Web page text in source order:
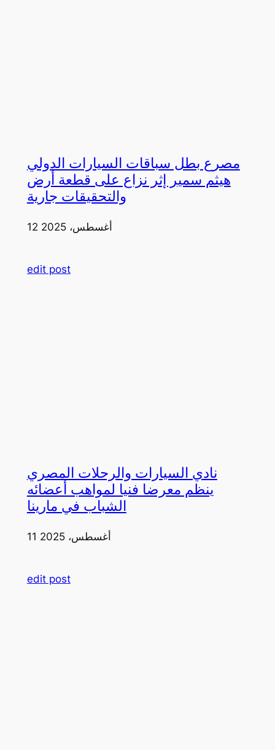
مصرع بطل سباقات السيارات الدولي
هيثم سمير إثر نزاع على قطعة أرض
والتحقيقات جارية
12 أغسطس، 2025
edit post
نادي السيارات والرحلات المصري
ينظم معرضا فنيا لمواهب أعضائه
الشباب في مارينا
11 أغسطس، 2025
edit post